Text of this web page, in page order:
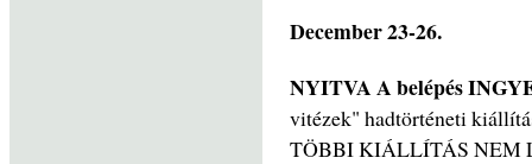
December 23-26.
NYITVAA belépés
vitézek" hadtörténeti
TÖBBI KIÁLLÍTÁS NEM